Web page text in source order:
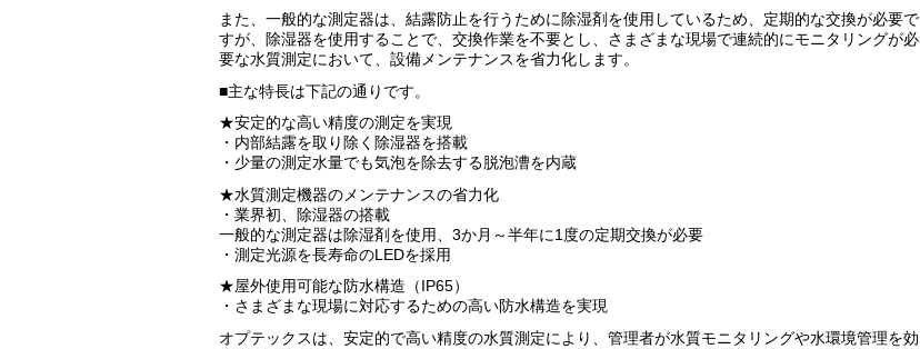
また、一般的な測定器は、結露防止を行うために除湿剤を使用しているため、定期的な交換が必要で
すが、除湿器を使用することで、交換作業を不要とし、さまざまな現場で連続的にモニタリングが必
要な水質測定において、設備メンテナンスを省力化します。
■主な特長は下記の通りです。
★安定的な高い精度の測定を実現
・内部結露を取り除く除湿器を搭載
・少量の測定水量でも気泡を除去する脱泡漕を内蔵
★水質測定機器のメンテナンスの省力化
・業界初、除湿器の搭載
一般的な測定器は除湿剤を使用、3か月～半年に1度の定期交換が必要
・測定光源を長寿命のLEDを採用
★屋外使用可能な防水構造（IP65）
・さまざまな現場に対応するための高い防水構造を実現
オプテックスは、安定的で高い精度の水質測定により、管理者が水質モニタリングや水環境管理を効